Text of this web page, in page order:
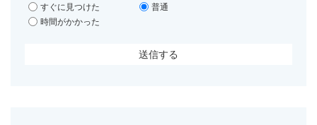
すぐに見つけた
普通
時間がかかった